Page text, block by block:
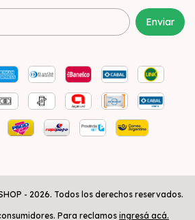
- 2026. Todos los derechos reservados.
Para reclamos ingresá acá.